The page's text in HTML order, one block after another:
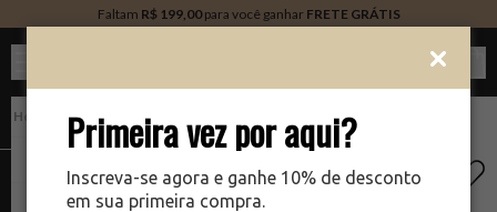
Primeira vez por aqui?
Inscreva-se agora e ganhe 10% de desconto
em sua primeira compra.
Faltam R$ 199,00para você ganhar FRETE GRÁTIS
PERFUMARIA